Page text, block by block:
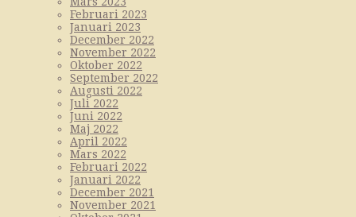
Februari 2023
Januari 2023
December 2022
November 2022
Oktober 2022
September 2022
Augusti 2022
Juli 2022
Juni 2022
Maj 2022
April 2022
Mars 2022
Februari 2022
Januari 2022
December 2021
November 2021